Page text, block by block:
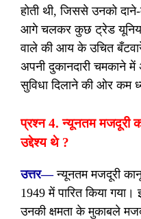
होती थी, जिससे उनको
आगे चलकर कुछ ट्रेड यूनियन
वाले की आय के उचित
अपनी दुकानदारी चमकाने
सुविधा दिलाने की ओर कम
प्रश्न 4. न्यूनतम मजदूरी
उद्देश्य थे ?
उत्तर— न्यूनतम मजदूरी
1949 में पारित किया गया।
उनकी क्षमता के मुकाबले